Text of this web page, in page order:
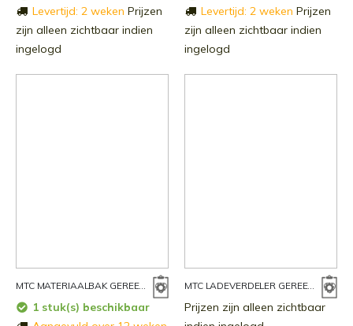
Levertijd: 2 weken Prijzen
zijn alleen zichtbaar indien
ingelogd
Levertijd: 2 weken Prijzen
zijn alleen zichtbaar indien
ingelogd
MTC MATERIAALBAK GEREEDSCHAPSWAGEN
1 stuk(s) beschikbaar
MTC LADEVERDELER GEREEDSCHAPSWAGEN
Prijzen zijn alleen zichtbaar